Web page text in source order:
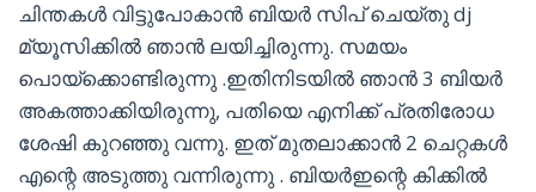
ചിന്തകൾ വിട്ടുപോകാൻ ബിയർ സിപ് ചെയ്തു dj
മ്യൂസിക്കിൽ ഞാൻ ലയിച്ചിരുന്നു. സമയം
പൊയ്ക്കൊണ്ടിരുന്നു .ഇതിനിടയിൽ ഞാൻ 3 ബിയർ
അകത്താക്കിയിരുന്നു, പതിയെ എനിക്ക് പ്രതിരോധ
ശേഷി കുറഞ്ഞു വന്നു. ഇത് മുതലാക്കാൻ 2 ചെറ്റകൾ
എന്റെ അടുത്തു വന്നിരുന്നു . ബിയർഇന്റെ കിക്കിൽ